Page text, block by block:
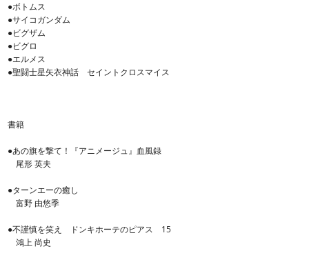
●ボトムス
●サイコガンダム
●ビグザム
●ビグロ
●エルメス
●聖闘士星矢衣神話 セイントクロスマイス
書籍
●あの旗を撃て！『アニメージュ』血風録
尾形 英夫
●ターンエーの癒し
富野 由悠季
●不謹慎を笑え ドンキホーテのピアス 15
鴻上 尚史